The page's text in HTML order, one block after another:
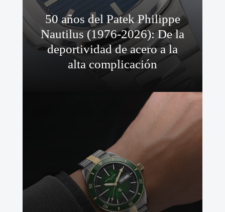
50 años del Patek Philippe
Nautilus (1976-2026): De la
deportividad de acero a la
alta complicación